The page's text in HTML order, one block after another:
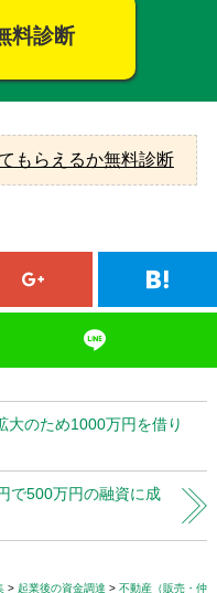
料診断
もらえるか無料診断
大のため1000万円を借り
で500万円の融資に成
起業後の資金調達
不動産（販売・仲